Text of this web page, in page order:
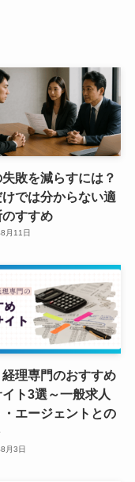
敗を減らすには？
では分からない適
すすめ
月11日
理専門のおすすめ
ト3選～一般求人
エージェントとの
月3日